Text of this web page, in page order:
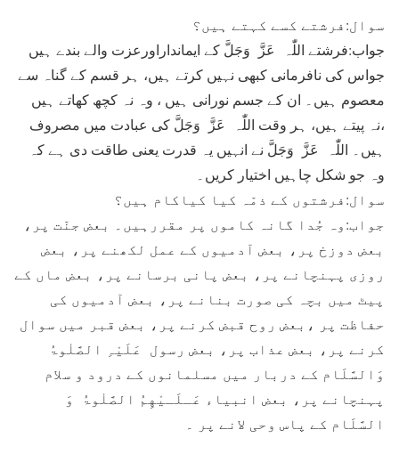
سوال:فرشتے کسے کہتے ہیں؟
جواب:فرشتے اللّٰہ عَزَّ وَجَلَّ کے ایمانداراورعزت والے بندے ہیں
جواس کی نافرمانی کبھی نہیں کرتے ہیں، ہر قسم کے گناہ سے
معصوم ہیں۔ ان کے جسم نورانی ہیں ، وہ نہ کچھ کھاتے ہیں
،نہ پیتے ہیں، ہر وقت اللّٰہ عَزَّ وَجَلَّ کی عبادت میں مصروف
ہیں۔ اللّٰہ عَزَّ وَجَلَّ نے انہیں یہ قدرت یعنی طاقت دی ہے کہ
وہ جو شکل چاہیں اختیار کریں۔
سوال:فرشتوں کے ذمّہ کیا کیاکام ہیں؟
جواب:وہ جُدا گانہ کاموں پر مقررہیں۔ بعض جنّت پر،
بعض دوزخ پر، بعض آدمیوں کے عمل لکھنے پر، بعض
روزی پہنچانے پر، بعض پانی برسانے پر، بعض ماں کے
پیٹ میں بچہ کی صورت بنانے پر، بعض آدمیوں کی
حفاظت پر ،بعض روح قبض کرنے پر، بعض قبر میں سوال
کرنے پر، بعض عذاب پر، بعض رسول عَلَیْہِ الصَّلٰوۃُ
وَالسَّلَام کے دربار میں مسلمانوں کے درود و سلام
پہنچانے پر، بعض انبیاء عَـلَـيْهِمُ الصَّلٰوۃُ وَ
السَّلَام کے پاس وحی لانے پر ۔